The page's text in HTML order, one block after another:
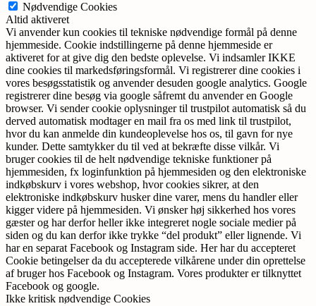
Nødvendige Cookies
Altid aktiveret
Vi anvender kun cookies til tekniske nødvendige formål på denne
hjemmeside. Cookie indstillingerne på denne hjemmeside er
aktiveret for at give dig den bedste oplevelse. Vi indsamler IKKE
dine cookies til markedsføringsformål. Vi registrerer dine cookies i
vores besøgsstatistik og anvender desuden google analytics. Google
registrerer dine besøg via google såfremt du anvender en Google
browser. Vi sender cookie oplysninger til trustpilot automatisk så du
derved automatisk modtager en mail fra os med link til trustpilot,
hvor du kan anmelde din kundeoplevelse hos os, til gavn for nye
kunder. Dette samtykker du til ved at bekræfte disse vilkår. Vi
bruger cookies til de helt nødvendige tekniske funktioner på
hjemmesiden, fx loginfunktion på hjemmesiden og den elektroniske
indkøbskurv i vores webshop, hvor cookies sikrer, at den
elektroniske indkøbskurv husker dine varer, mens du handler eller
kigger videre på hjemmesiden. Vi ønsker høj sikkerhed hos vores
gæster og har derfor heller ikke integreret nogle sociale medier på
siden og du kan derfor ikke trykke “del produkt” eller lignende. Vi
har en separat Facebook og Instagram side. Her har du accepteret
Cookie betingelser da du accepterede vilkårene under din oprettelse
af bruger hos Facebook og Instagram. Vores produkter er tilknyttet
Facebook og google.
Ikke kritisk nødvendige Cookies